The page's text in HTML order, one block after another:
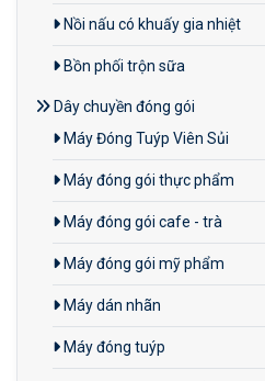
Nồi nấu có khuấy gia nhiệt
Bồn phối trộn sữa
Dây chuyền đóng gói
Máy Đóng Tuýp Viên Sủi
Máy đóng gói thực phẩm
Máy đóng gói cafe - trà
Máy đóng gói mỹ phẩm
Máy dán nhãn
Máy đóng tuýp